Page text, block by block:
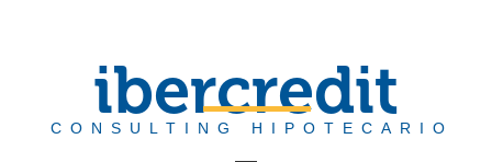
ibercredit
CONSULTING HIPOTECARIO